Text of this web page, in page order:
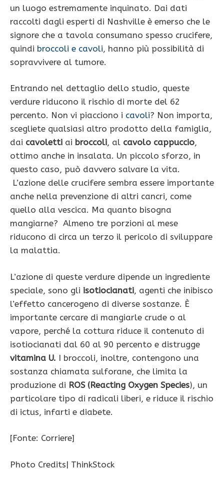
un luogo estremamente inquinato. Dai dati
raccolti dagli esperti di Nashville è emerso che le
signore che a tavola consumano spesso crucifere,
quindi broccoli e cavoli, hanno più possibilità di
sopravvivere al tumore.
Entrando nel dettaglio dello studio, queste
verdure riducono il rischio di morte del 62
percento. Non vi piacciono i cavoli? Non importa,
scegliete qualsiasi altro prodotto della famiglia,
dai cavoletti ai broccoli, al cavolo cappuccio,
ottimo anche in insalata. Un piccolo sforzo, in
questo caso, può davvero salvare la vita.
L’azione delle crucifere sembra essere importante
anche nella prevenzione di altri cancri, come
quello alla vescica. Ma quanto bisogna
mangiarne? Almeno tre porzioni al mese
riducono di circa un terzo il pericolo di sviluppare
la malattia.
L’azione di queste verdure dipende un ingrediente
speciale, sono gli isotiocianati, agenti che inibisco
l’effetto cancerogeno di diverse sostanze. È
importante cercare di mangiarle crude o al
vapore, perché la cottura riduce il contenuto di
isotiocianati dal 60 al 90 percento e distrugge
vitamina U. I broccoli, inoltre, contengono una
sostanza chiamata sulforane, che limita la
produzione di ROS (Reacting Oxygen Species), un
particolare tipo di radicali liberi, e riduce il rischio
di ictus, infarti e diabete.
[Fonte: Corriere]
Photo Credits| ThinkStock